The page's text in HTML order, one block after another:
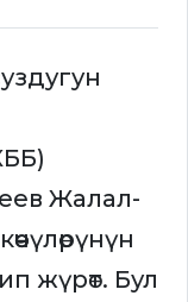
Жалал-
жүрөт. Бул